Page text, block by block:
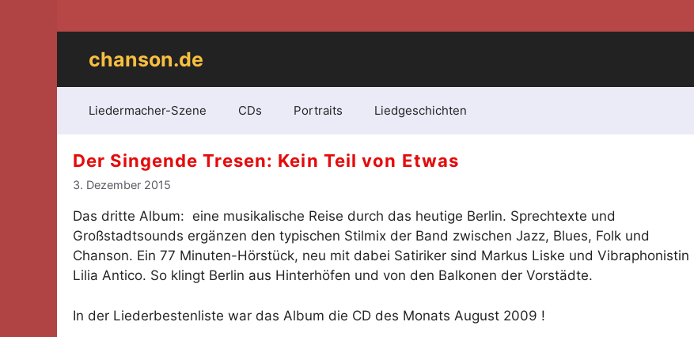
chanson.de
Liedermacher-Szene CDs Portraits Liedgeschichten
Der Singende Tresen: Kein Teil von Etwas
3. Dezember 2015
Das dritte Album: eine musikalische Reise durch das heutige Berlin. Sprechtexte und
Großstadtsounds ergänzen den typischen Stilmix der Band zwischen Jazz, Blues, Folk und
Chanson. Ein 77 Minuten-Hörstück, neu mit dabei Satiriker sind Markus Liske und Vibraphonistin
Lilia Antico. So klingt Berlin aus Hinterhöfen und von den Balkonen der Vorstädte.
In der Liederbestenliste war das Album die CD des Monats August 2009 !